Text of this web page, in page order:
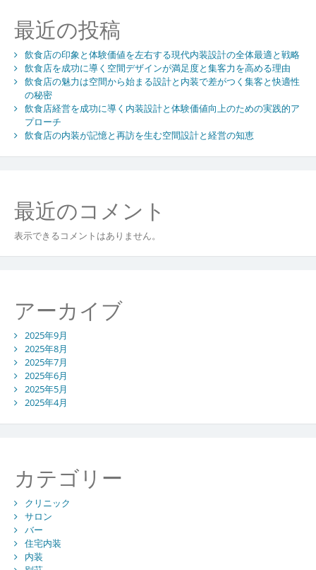
ョ
ン
最近の投稿
飲食店の印象と体験価値を左右する現代内装設計の全体最適と戦略
飲食店を成功に導く空間デザインが満足度と集客力を高める理由
飲食店の魅力は空間から始まる設計と内装で差がつく集客と快適性
の秘密
飲食店経営を成功に導く内装設計と体験価値向上のための実践的ア
プローチ
飲食店の内装が記憶と再訪を生む空間設計と経営の知恵
最近のコメント
表示できるコメントはありません。
アーカイブ
2025年9月
2025年8月
2025年7月
2025年6月
2025年5月
2025年4月
カテゴリー
クリニック
サロン
バー
住宅内装
内装